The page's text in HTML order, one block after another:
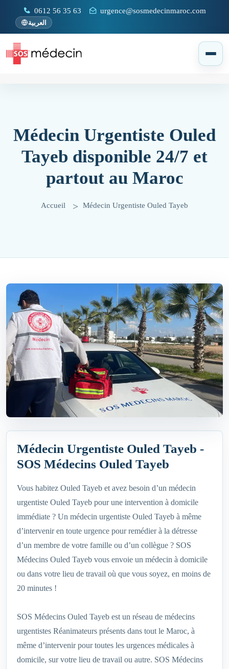
0612 56 35 63 urgence@sosmedecinmaroc.com
العربية
Médecin Urgentiste Ouled
Tayeb disponible 24/7 et
partout au Maroc
Accueil Médecin Urgentiste Ouled Tayeb
Médecin Urgentiste Ouled Tayeb -
SOS Médecins Ouled Tayeb
Vous habitez Ouled Tayeb et avez besoin d’un médecin
urgentiste Ouled Tayeb pour une intervention à domicile
immédiate ? Un médecin urgentiste Ouled Tayeb à même
d’intervenir en toute urgence pour remédier à la détresse
d’un membre de votre famille ou d’un collègue ? SOS
Médecins Ouled Tayeb vous envoie un médecin à domicile
ou dans votre lieu de travail où que vous soyez, en moins de
20 minutes !
SOS Médecins Ouled Tayeb est un réseau de médecins
urgentistes Réanimateurs présents dans tout le Maroc, à
même d’intervenir pour toutes les urgences médicales à
domicile, sur votre lieu de travail ou autre. SOS Médecins